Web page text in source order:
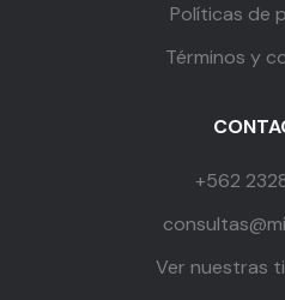
Políticas de
Términos y
+562
Ver nuestras